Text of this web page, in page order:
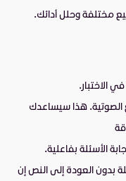
مختلفة وحلل أدائك.
الاختبار.
الصوتية. هذا سيساعدك
الأسئلة بفاعلية.
بدون العودة إلى النص إن